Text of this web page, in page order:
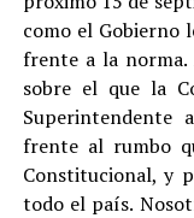
como el Gobierno
frente a la norma.
sobre el que la
Superintendente
frente al rumbo
Constitucional, y
todo el país.